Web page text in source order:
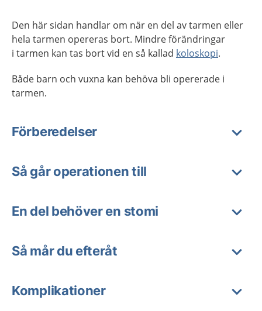
Den här sidan handlar om när en del av tarmen eller
hela tarmen opereras bort. Mindre förändringar
i tarmen kan tas bort vid en så kallad koloskopi.
Både barn och vuxna kan behöva bli opererade i
tarmen.
Förberedelser
Så går operationen till
En del behöver en stomi
Så mår du efteråt
Komplikationer